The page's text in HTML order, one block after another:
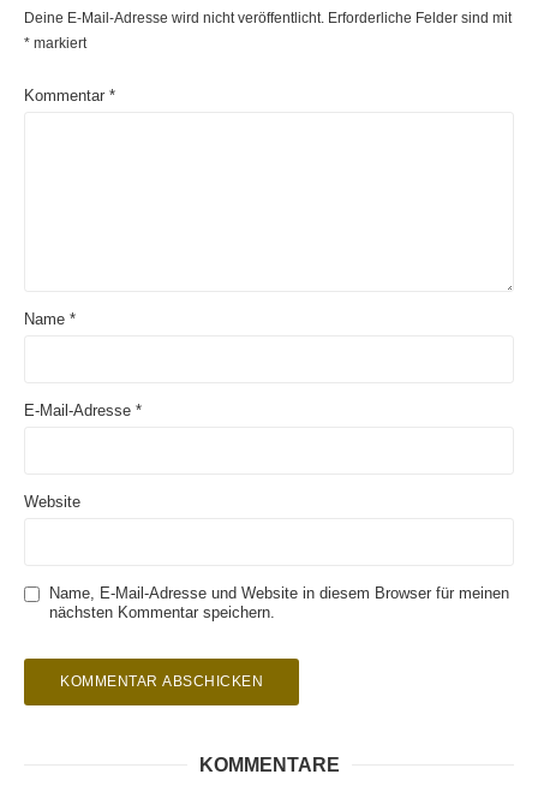
Deine E-Mail-Adresse wird nicht veröffentlicht. Erforderliche Felder sind mit
* markiert
Kommentar *
Name *
E-Mail-Adresse *
Website
Name, E-Mail-Adresse und Website in diesem Browser für meinen
nächsten Kommentar speichern.
KOMMENTARE